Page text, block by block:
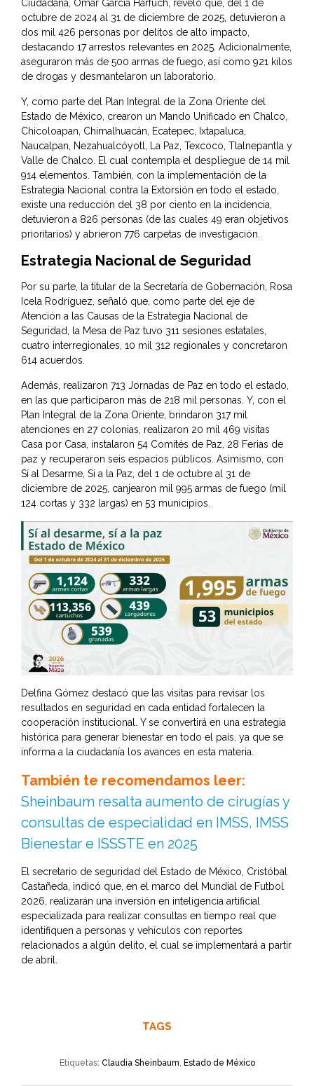
Ciudadana, Omar García Harfuch, reveló que, del 1 de
octubre de 2024 al 31 de diciembre de 2025, detuvieron a
dos mil 426 personas por delitos de alto impacto,
destacando 17 arrestos relevantes en 2025. Adicionalmente,
aseguraron más de 500 armas de fuego, así como 921 kilos
de drogas y desmantelaron un laboratorio.
Y, como parte del Plan Integral de la Zona Oriente del
Estado de México, crearon un Mando Unificado en Chalco,
Chicoloapan, Chimalhuacán, Ecatepec, Ixtapaluca,
Naucalpan, Nezahualcóyotl, La Paz, Texcoco, Tlalnepantla y
Valle de Chalco. El cual contempla el despliegue de 14 mil
914 elementos. También, con la implementación de la
Estrategia Nacional contra la Extorsión en todo el estado,
existe una reducción del 38 por ciento en la incidencia,
detuvieron a 826 personas (de las cuales 49 eran objetivos
prioritarios) y abrieron 776 carpetas de investigación.
Estrategia Nacional de Seguridad
Por su parte, la titular de la Secretaría de Gobernación, Rosa
Icela Rodríguez, señaló que, como parte del eje de
Atención a las Causas de la Estrategia Nacional de
Seguridad, la Mesa de Paz tuvo 311 sesiones estatales,
cuatro interregionales, 10 mil 312 regionales y concretaron
614 acuerdos.
Además, realizaron 713 Jornadas de Paz en todo el estado,
en las que participaron más de 218 mil personas. Y, con el
Plan Integral de la Zona Oriente, brindaron 317 mil
atenciones en 27 colonias, realizaron 20 mil 469 visitas
Casa por Casa, instalaron 54 Comités de Paz, 28 Ferias de
paz y recuperaron seis espacios públicos. Asimismo, con
Sí al Desarme, Sí a la Paz, del 1 de octubre al 31 de
diciembre de 2025, canjearon mil 995 armas de fuego (mil
124 cortas y 332 largas) en 53 municipios.
Delfina Gómez destacó que las visitas para revisar los
resultados en seguridad en cada entidad fortalecen la
cooperación institucional. Y se convertirá en una estrategia
histórica para generar bienestar en todo el país, ya que se
informa a la ciudadanía los avances en esta materia.
También te recomendamos leer:
Sheinbaum resalta aumento de cirugías y
consultas de especialidad en IMSS, IMSS
Bienestar e ISSSTE en 2025
El secretario de seguridad del Estado de México, Cristóbal
Castañeda, indicó que, en el marco del Mundial de Futbol
2026, realizarán una inversión en inteligencia artificial
especializada para realizar consultas en tiempo real que
identifiquen a personas y vehículos con reportes
relacionados a algún delito, el cual se implementará a partir
de abril.
TAGS
Etiquetas: Claudia Sheinbaum Estado de México